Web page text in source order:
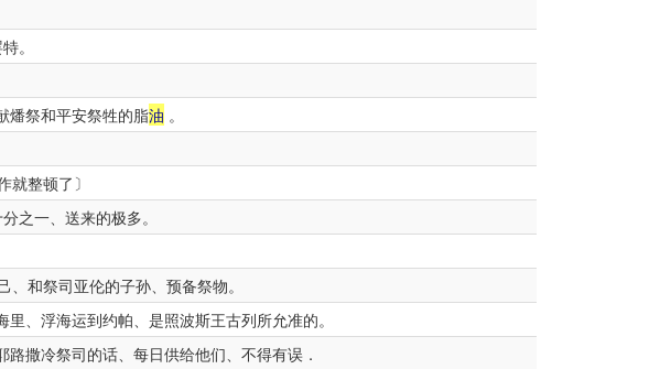
。
燔祭和平安祭牲的脂油 。
整顿了〕
之一、送来的极多。
和祭司亚伦的子孙、预备祭物。
、浮海运到约帕、是照波斯王古列所允准的。
路撒冷祭司的话、每日供给他们、不得有误．